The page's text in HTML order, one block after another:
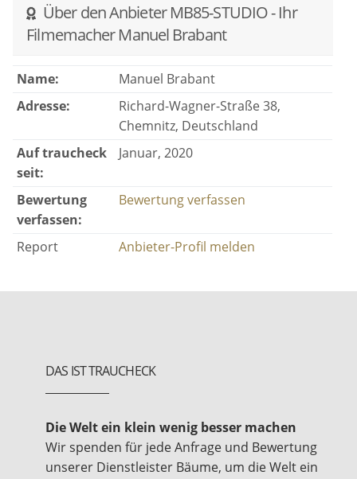
Auch ein besonderes Geschenk für das
Brautpaar
Leistungen des Videoschnitts:
Entfernung von Drehfehlern
Farbkorrekturen
musikalische Untermalung passend zur
Situation
Integrierung von Bildern und Grafiken
Teilvorschauen zur Überprüfung (per E-Mail /
WhatsApp / Telegram...)
Über den Anbieter MB85-STUDIO - Ihr
Filmemacher Manuel Brabant
Name:
Manuel Brabant
Adresse:
Richard-Wagner-Straße 38,
Chemnitz, Deutschland
Auf traucheck
seit:
Januar, 2020
Bewertung
verfassen:
Bewertung verfassen
Report Anbieter-Profil melden
DAS IST TRAUCHECK
Die Welt ein klein wenig besser machen
Wir spenden für jede Anfrage und Bewertung
unserer Dienstleister Bäume, um die Welt ein